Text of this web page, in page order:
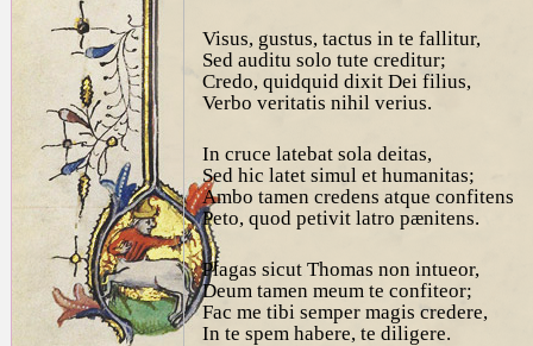
Visus, gustus, tactus in te fallitur,
Sed auditu solo tute creditur;
Credo, quidquid dixit Dei filius,
Verbo veritatis nihil verius.
In cruce latebat sola deitas,
Sed hic latet simul et humanitas;
Ambo tamen credens atque confitens
Peto, quod petivit latro pænitens.
Plagas sicut Thomas non intueor,
Deum tamen meum te confiteor;
Fac me tibi semper magis credere,
In te spem habere, te diligere.